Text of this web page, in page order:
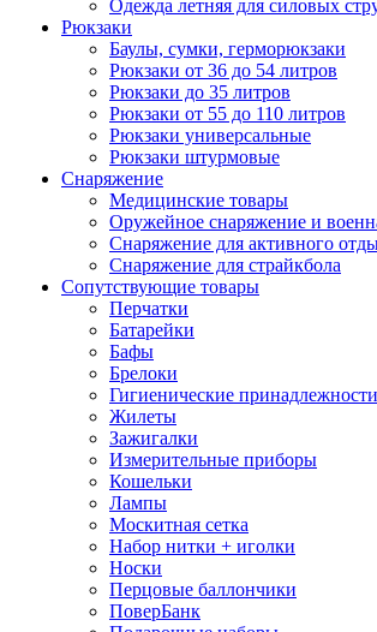
Одежда летняя для силовых
Рюкзаки
Баулы, сумки, герморюкзаки
Рюкзаки от 36 до 54 литров
Рюкзаки до 35 литров
Рюкзаки от 55 до 110 литров
Рюкзаки универсальные
Рюкзаки штурмовые
Снаряжение
Медицинские товары
Оружейное снаряжение и
Снаряжение для активного
Снаряжение для страйкбола
Сопутствующие товары
Перчатки
Батарейки
Бафы
Брелоки
Гигиенические принадлежности
Жилеты
Зажигалки
Измерительные приборы
Кошельки
Лампы
Москитная сетка
Набор нитки + иголки
Носки
Перцовые баллончики
ПоверБанк